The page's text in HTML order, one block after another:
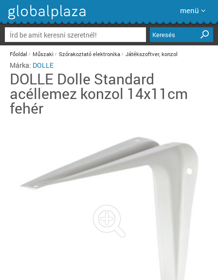
menü
Keresés
Főoldal Műszaki Szórakoztató elektronika Játékszoftver, konzol
Márka: DOLLE
DOLLE Dolle Standard
acéllemez konzol 14x11cm
fehér